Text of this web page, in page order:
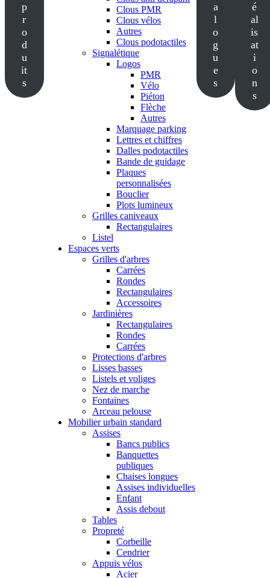
p
r
o
d
u
it
s
Clous PMR
Clous vélos
Autres
Clous podotactiles
Signalétique
Logos
PMR
Vélo
Piéton
Flèche
Autres
Marquage parking
Lettres et chiffres
Dalles podotactiles
Bande de guidage
Plaques
personnalisées
Bouclier
Plots lumineux
Grilles caniveaux
Rectangulaires
Listel
Espaces verts
Grilles d'arbres
Carrées
Rondes
Rectangulaires
Accessoires
Jardinières
Rectangulaires
Rondes
Carrées
Protections d'arbres
Lisses basses
Listels et voliges
Nez de marche
Fontaines
Arceau pelouse
Mobilier urbain standard
Assises
Bancs publics
Banquettes
publiques
Chaises longues
Assises individuelles
Enfant
Assis debout
Tables
Propreté
Corbeille
Cendrier
Appuis vélos
Acier
a
l
o
g
u
e
s
é
al
is
at
i
o
n
s